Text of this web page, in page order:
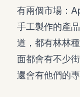
有兩個市場：
手工製作的產
道，都有林林
面都會有不少
還會有他們的